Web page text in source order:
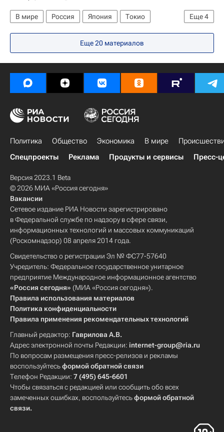
Еще4
В мире Россия Япония
Токио
Мунэо Судзуки
Минору Кихара
Константин Косачев
Совет Федерации РФ
Еще20 материалов
Политика Общество Экономика В мире
Спецпроекты
Реклама Продукты и сервисы Пресс-
Версия 2023.1 Beta
© 2026 МИА «Россия сегодня»
Вакансии
Сетевое издание РИА Новости зарегистрировано
в Федеральной службе по надзору в сфере связи,
информационных технологий и массовых коммуникаций
(Роскомнадзор) 08 апреля 2014 года.
Свидетельство о регистрации Эл № ФС77-57640
Учредитель: Федеральное государственное унитарное
предприятие Международное информационное агентство
«Россия сегодня» (МИА «Россия сегодня»).
Правила использования материалов
Политика конфиденциальности
Правила применения рекомендательных технологий
Главный редактор: Гаврилова А.В.
Адрес электронной почты Редакции: internet-group@ria.ru
По вопросам размещения пресс-релизов и рекламы
воспользуйтесьформой обратной связи
Телефон Редакции: 7 (495) 645-6601
Чтобы связаться с редакцией или сообщить обо всех
замеченных ошибках, воспользуйтесьформой обратной
связи.